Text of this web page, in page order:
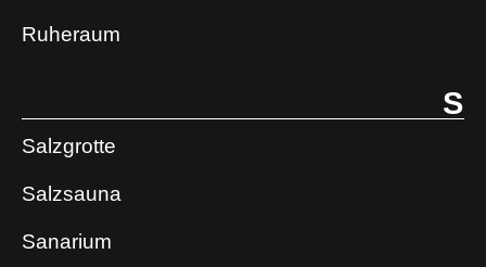
Ruheraum
S
Salzgrotte
Salzsauna
Sanarium